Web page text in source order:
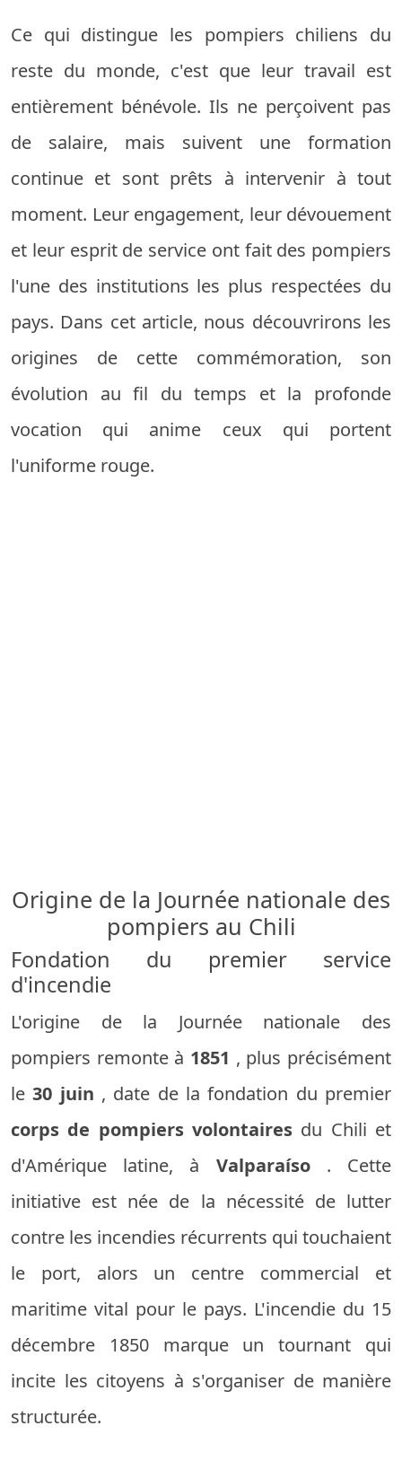
Ce qui distingue les pompiers chiliens du
reste du monde, c'est que leur travail est
entièrement bénévole. Ils ne perçoivent pas
de salaire, mais suivent une formation
continue et sont prêts à intervenir à tout
moment. Leur engagement, leur dévouement
et leur esprit de service ont fait des pompiers
l'une des institutions les plus respectées du
pays. Dans cet article, nous découvrirons les
origines de cette commémoration, son
évolution au fil du temps et la profonde
vocation qui anime ceux qui portent
l'uniforme rouge.
Origine de la Journée nationale des
pompiers au Chili
Fondation du premier service
d'incendie
L'origine de la Journée nationale des
pompiers remonte à 1851 , plus précisément
le30 juin , date de la fondation du premier
corps de pompiers volontaires du Chili et
d'Amérique latine, à Valparaíso. Cette
initiative est née de la nécessité de lutter
contre les incendies récurrents qui touchaient
le port, alors un centre commercial et
maritime vital pour le pays. L'incendie du 15
décembre 1850 marque un tournant qui
incite les citoyens à s'organiser de manière
structurée.